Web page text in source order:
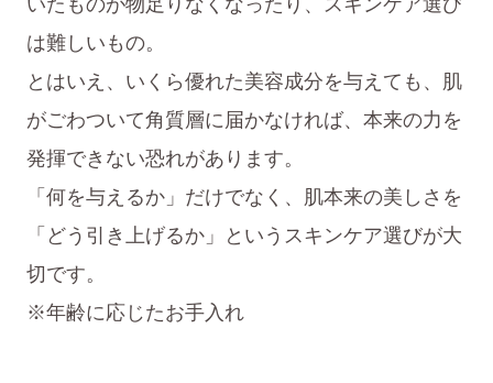
いたものが物足りなくなったり、スキンケア選び
は難しいもの。
とはいえ、いくら優れた美容成分を与えても、肌
がごわついて角質層に届かなければ、本来の力を
発揮できない恐れがあります。
「何を与えるか」だけでなく、肌本来の美しさを
「どう引き上げるか」というスキンケア選びが大
切です。
※年齢に応じたお手入れ